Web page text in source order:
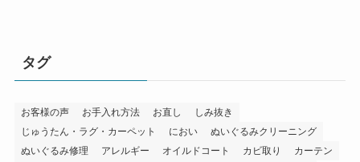
タグ
お客様の声 お手入れ方法 お直し
しみ抜き
じゅうたん・ラグ・カーペット
におい
ぬいぐるみクリーニング
ぬいぐるみ修理
アレルギー オイルドコート カビ取り
カーテン